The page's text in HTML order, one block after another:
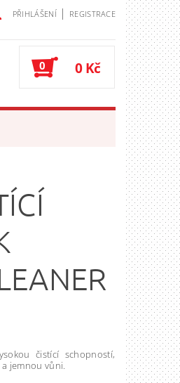
PŘIHLÁŠENÍ | REGISTRACE
0 0 Kč
čistící schopností,
jemnou vůni.